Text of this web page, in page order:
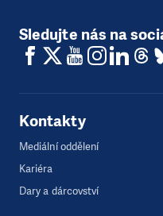
Sledujte nás na
Kontakty
Mediální oddělení
Kariéra
Dary a dárcovství